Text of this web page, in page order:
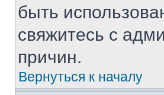
быть
свяжитесь с
причин.
Вернуться к началу